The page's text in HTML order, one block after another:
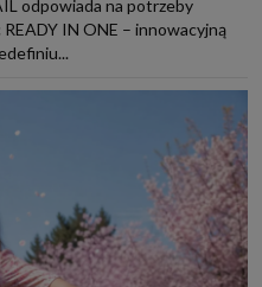
odpowiada na potrzeby
IN ONE – innowacyjną